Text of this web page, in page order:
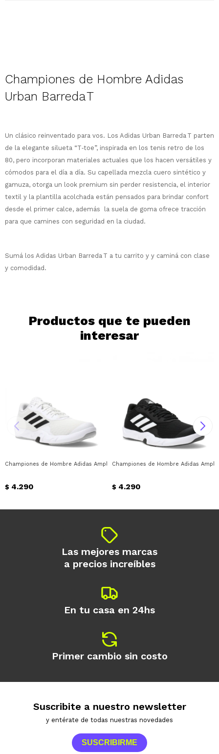
Championes de Hombre Adidas
Urban Barreda T
Un clásico reinventado para vos. Los Adidas Urban Barreda T parten
de la elegante silueta “T‑toe”, inspirada en los tenis retro de los
80, pero incorporan materiales actuales que los hacen versátiles y
cómodos para el día a día. Su capellada mezcla cuero sintético y
gamuza, otorga un look premium sin perder resistencia, el interior
textil y la plantilla acolchada están pensados para brindar confort
desde el primer calce, además la suela de goma ofrece tracción
para que camines con seguridad en la ciudad.
Sumá los Adidas Urban Barreda T a tu carrito y y caminá con clase
y comodidad.
Productos que te pueden
interesar
Championes de Hombre Adidas Amplimove Trainer Adidas - Blanco - Negro
$ 4.290
Championes de Hombre Adidas
$ 4.290
Las mejores marcas
a precios increíbles
En tu casa en 24hs
Primer cambio sin costo
Suscribite a nuestro newsletter
y entérate de todas nuestras novedades
SUSCRIBIRME
Comprá ahora y Pagá
Después, hasta en 12
cuotas y sin tocar tu
tarjeta de crédito
comprar!
Comprá en 3 cuotas sin recargo o hasta
en 12 cuotas * ¡Solo con tu cédula!
* sujeto aprobación crediticia.
Verifica si estás calificado para comprar
con Pago Después:
Fecha de nacimiento
Después.
¡Tenés hasta
para comprar en las cuotas
Elegís Pago Después como metodo de pago
Ups!
Parece que no tenes oferta, lamentamos
el inconveniente, por cualquier duda
¡Algo salió mal!
Por favor intenta nuevamente mas tarde.